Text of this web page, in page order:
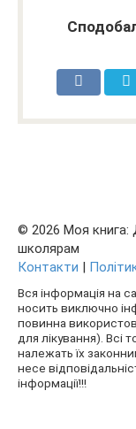
© 2026 Моя книга:
школярам
Контакти |
Вся інформація на
носить виключно
повинна
для лікування). Всі
належать їх
несе
інформації!!!